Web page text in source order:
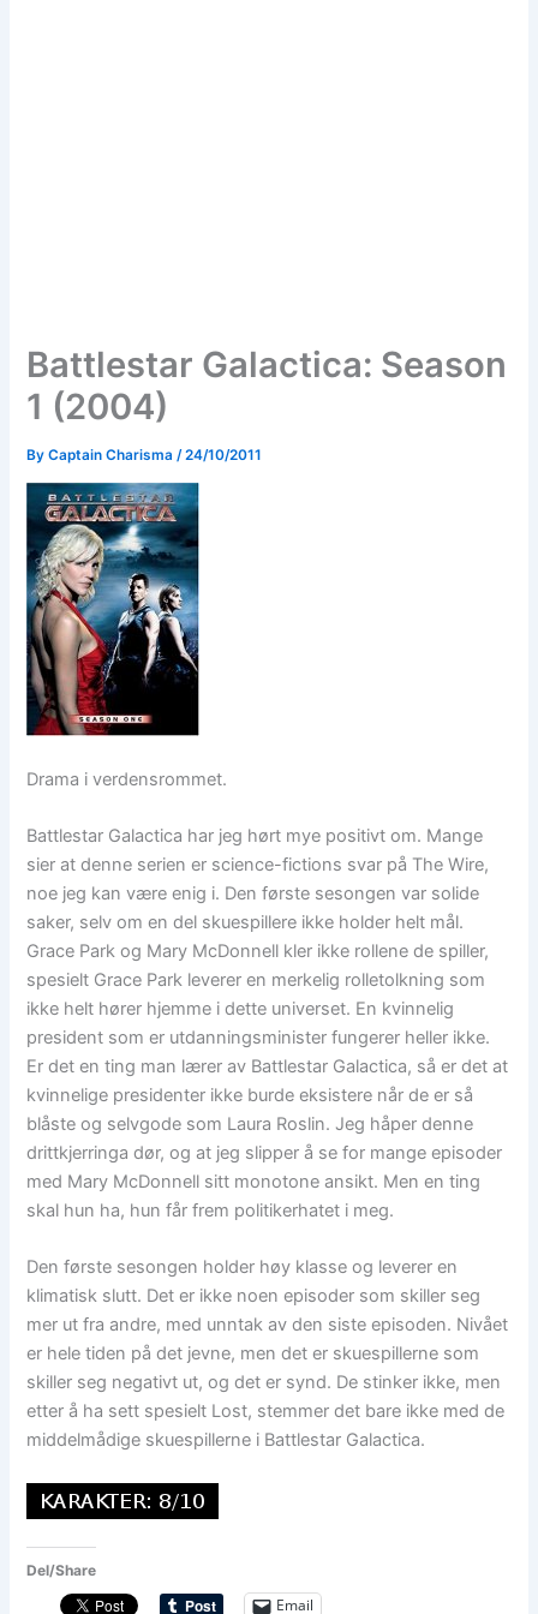
Battlestar Galactica: Season
1 (2004)
ByCaptain Charisma /24/10/2011
Drama i verdensrommet.
Battlestar Galactica har jeg hørt mye positivt om. Mange
sier at denne serien er science-fictions svar på The Wire,
noe jeg kan være enig i. Den første sesongen var solide
saker, selv om en del skuespillere ikke holder helt mål.
Grace Park og Mary McDonnell kler ikke rollene de spiller,
spesielt Grace Park leverer en merkelig rolletolkning som
ikke helt hører hjemme i dette universet. En kvinnelig
president som er utdanningsminister fungerer heller ikke.
Er det en ting man lærer av Battlestar Galactica, så er det at
kvinnelige presidenter ikke burde eksistere når de er så
blåste og selvgode som Laura Roslin. Jeg håper denne
drittkjerringa dør, og at jeg slipper å se for mange episoder
med Mary McDonnell sitt monotone ansikt. Men en ting
skal hun ha, hun får frem politikerhatet i meg.
Den første sesongen holder høy klasse og leverer en
klimatisk slutt. Det er ikke noen episoder som skiller seg
mer ut fra andre, med unntak av den siste episoden. Nivået
er hele tiden på det jevne, men det er skuespillerne som
skiller seg negativt ut, og det er synd. De stinker ikke, men
etter å ha sett spesielt Lost, stemmer det bare ikke med de
middelmådige skuespillerne i Battlestar Galactica.
Del/Share
Email